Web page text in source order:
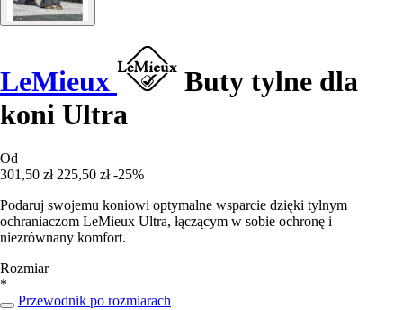
LeMieux
Buty tylne dla
koni Ultra
Od
301,50 zł 225,50 zł -25%
Podaruj swojemu koniowi optymalne wsparcie dzięki tylnym
ochraniaczom LeMieux Ultra, łączącym w sobie ochronę i
niezrównany komfort.
Rozmiar
*
Przewodnik po rozmiarach